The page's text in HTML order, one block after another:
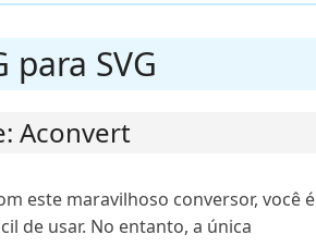
SVG
Aconvert
este maravilhoso conversor, você é
de usar. No entanto, a única